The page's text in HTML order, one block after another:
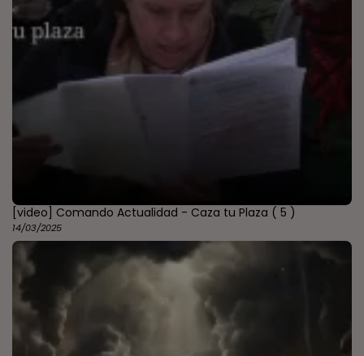
[video] Comando Actualidad - Caza tu Plaza ( 5 )
14/03/2025